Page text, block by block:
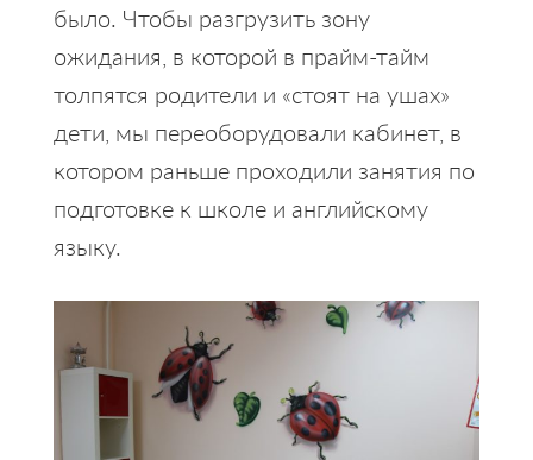
было. Чтобы разгрузить зону
ожидания, в которой в прайм-тайм
толпятся родители и «стоят на ушах»
дети, мы переоборудовали кабинет, в
котором раньше проходили занятия по
подготовке к школе и английскому
языку.